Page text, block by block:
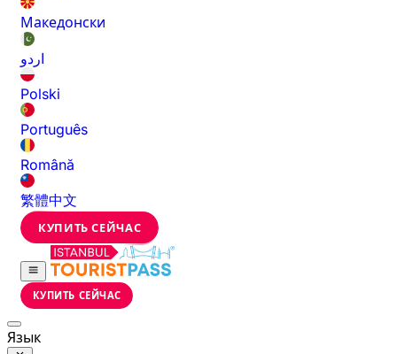
Македонски
اردو
Polski
Português
Română
繁體中文
КУПИТЬ СЕЙЧАС
КУПИТЬ СЕЙЧАС
Язык